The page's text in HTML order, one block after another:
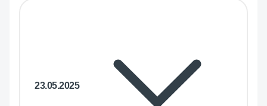
23.05.2025